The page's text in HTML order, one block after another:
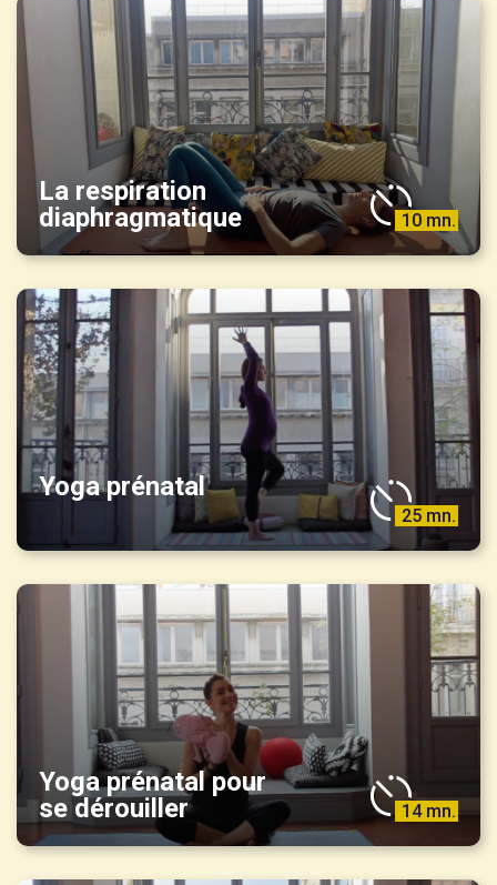
La respiration
diaphragmatique
10 mn.
Yoga prénatal
25 mn.
Yoga prénatal pour
se dérouiller
14 mn.